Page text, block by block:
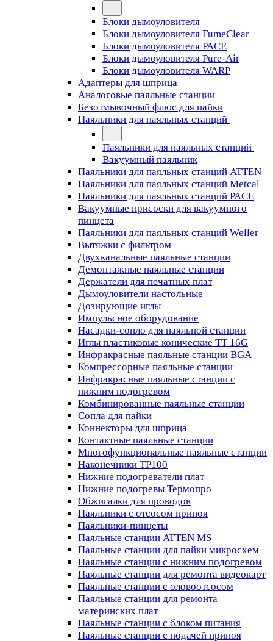
Блоки дымоуловителя
Блоки дымоуловителя FumeClear
Блоки дымоуловителя PACE
Блоки дымоуловителя Pure-Air
Блоки дымоуловителя WARP
Адаптеры для шприца
Аналоговые паяльные станции
Безотмывочный флюс для пайки
Паяльники для паяльных станций
Паяльники для паяльных станций
Вакуумный паяльник
Паяльники для паяльных станций ATTEN
Паяльники для паяльных станций Metcal
Паяльники для паяльных станций PACE
Вакуумные присоски для вакуумного
пинцета
Паяльники для паяльных станций Weller
Вытяжки с фильтром
Двухканальные паяльные станции
Демонтажные паяльные станции
Держатели для печатных плат
Дымоуловители настольные
Дозирующие иглы
Импульсное оборудование
Насадки-сопло для паяльной станции
Иглы пластиковые конические TT 16G
Инфракрасные паяльные станции BGA
Компрессорные паяльные станции
Инфракрасные паяльные станции с
нижним подогревом
Комбинированные паяльные станции
Сопла для пайки
Коннекторы для шприца
Контактные паяльные станции
Многофункциональные паяльные станции
Наконечники TP100
Нижние подогреватели плат
Нижние подогревы Термопро
Обжигалки для проводов
Паяльники с отсосом припоя
Паяльники-пинцеты
Паяльные станции ATTEN MS
Паяльные станции для пайки микросхем
Паяльные станции с нижним подогревом
Паяльные станции для ремонта видеокарт
Паяльные станции с оловоотсосом
Паяльные станции для ремонта
материнских плат
Паяльные станции с блоком питания
Паяльные станции с подачей припоя